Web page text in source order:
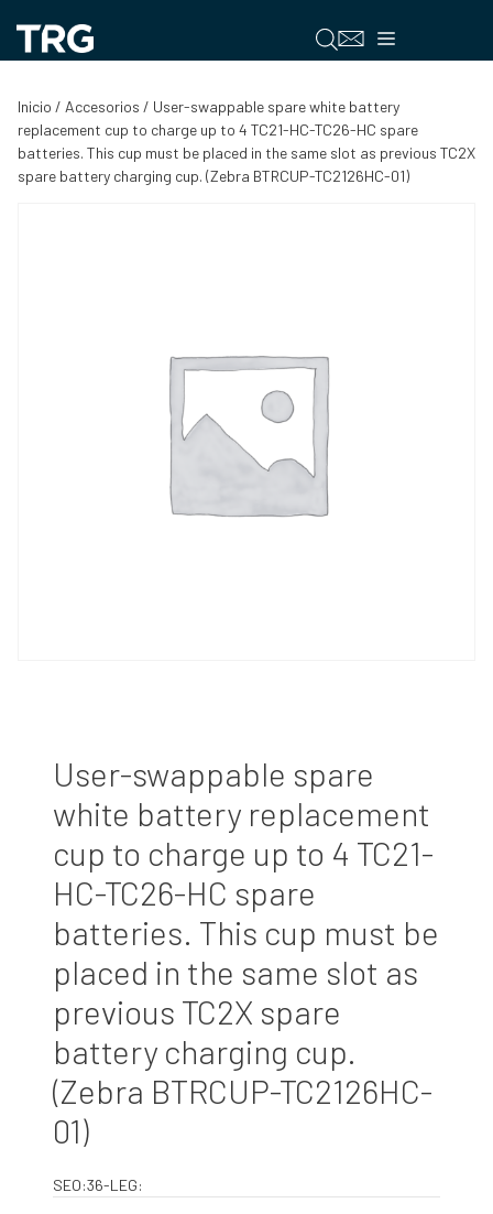
contenido
Menú
Inicio / Accesorios / User-swappable spare white battery
replacement cup to charge up to 4 TC21-HC-TC26-HC spare
batteries. This cup must be placed in the same slot as previous TC2X
spare battery charging cup. (Zebra BTRCUP-TC2126HC-01)
User-swappable spare
white battery replacement
cup to charge up to 4 TC21-
HC-TC26-HC spare
batteries. This cup must be
placed in the same slot as
previous TC2X spare
battery charging cup.
(Zebra BTRCUP-TC2126HC-
01)
SEO:36-LEG: